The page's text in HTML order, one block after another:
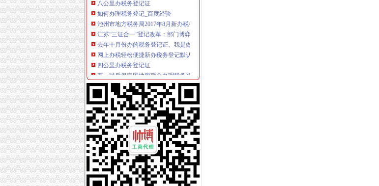
如何办理税务登记_百度经验
池州市地方税务局2017年8月新办税务登记清册--池州市人民
江苏“三证合一”登记改革：部门博弈银行不认-中新网
去年十月份办的税务登记证、我是做服装的。去国税找了熟人办的2-
网上办税轻松便捷新办税务登记默认开通电子税务局_深圳新闻_深圳
四公里办税务登记证
五一过后保定国地税联合办理税务登记未实现_河北频道_凤凰网
如何补办税务登记证第一文库网
新办税务登记一天就可以拿到黄浦推优化服务十项措施-新闻频道-华龙
开封地税局简政放权办张“三证联办”税务登记证-新华网
朝区税务登记证丢了还可以办注销公司吗海淀公司注销_B2B免费
上新街办税务登记证
广州市工商登记代理,办理税务登记证,税务一条龙服务-广州58同城
义乌个体工商户办理税务登记证需要哪些资料,-阿里巴巴行业问答
中国税务网
内资企业及外商投资企业税务登记证办理材料大全_hao123上网导航
徐州地税办理税务登记业务启用识别系统-搜狐滚动
南岸周边办税务登记证